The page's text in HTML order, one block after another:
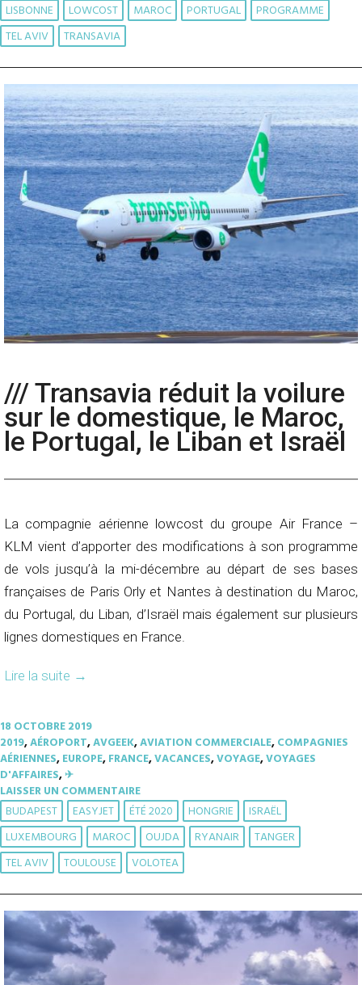
LISBONNE
LOWCOST MAROC PORTUGAL
PROGRAMME
TEL AVIV
TRANSAVIA
/// Transavia réduit la voilure
sur le domestique, le Maroc,
le Portugal, le Liban et Israël
La compagnie aérienne lowcost du groupe Air France –
KLM vient d’apporter des modifications à son programme
de vols jusqu’à la mi-décembre au départ de ses bases
françaises de Paris Orly et Nantes à destination du Maroc,
du Portugal, du Liban, d’Israël mais également sur plusieurs
lignes domestiques en France.
Lire la suite →
18 OCTOBRE 2019
2019,AÉROPORT,AVGEEK,AVIATION COMMERCIALE,COMPAGNIES
AÉRIENNES,EUROPE,FRANCE,VACANCES,VOYAGE,VOYAGES
D'AFFAIRES,✈︎
LAISSER UN COMMENTAIRE
BUDAPEST EASYJET ÉTÉ 2020 HONGRIE
ISRAËL
LUXEMBOURG
MAROC OUJDA RYANAIR
TANGER
TEL AVIV
TOULOUSE VOLOTEA